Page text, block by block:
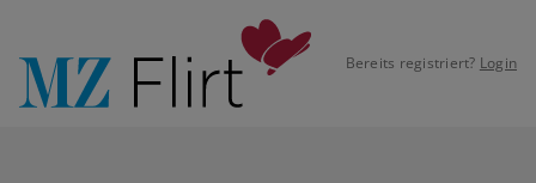
Bereits registriert? Login